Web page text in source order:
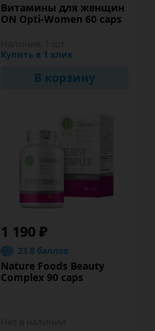
Витамины для женщин
ON Opti-Women 60 caps
Купить в 1 клик
В корзину
1 190 ₽
23.8 баллов
Nature Foods Beauty
Complex 90 caps